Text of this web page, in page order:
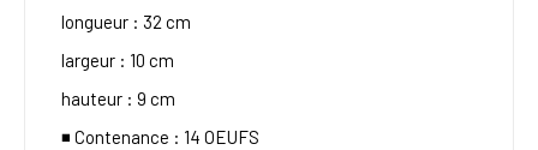
longueur : 32 cm
largeur : 10 cm
hauteur : 9 cm
◾ ️ Contenance : 14 OEUFS